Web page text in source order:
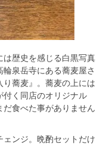
は歴史を感じる白黒写真
泉岳寺にある蕎麦屋さ
り蕎麦』。蕎麦の上には
付く同店のオリジナル
食べた事がありません
ェンジ。晩酌セットだけ